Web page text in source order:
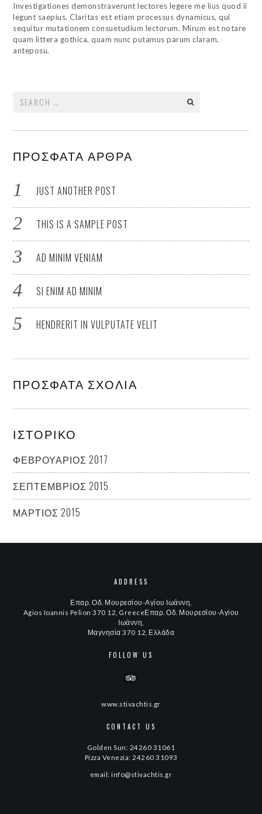
Investigationes demonstraverunt lectores legere me lius quod ii
legunt saepius. Claritas est etiam processus dynamicus, qui
sequitur mutationem consuetudium lectorum. Mirum est notare
quam littera gothica, quam nunc putamus parum claram,
anteposu.
for:
ΠΡΌΣΦΑΤΑ ΆΡΘΡΑ
JUST ANOTHER POST
THIS IS A SAMPLE POST
AD MINIM VENIAM
SI ENIM AD MINIM
HENDRERIT IN VULPUTATE VELIT
ΠΡΌΣΦΑΤΑ ΣΧΌΛΙΑ
ΙΣΤΟΡΙΚΌ
ΦΕΒΡΟΥΆΡΙΟΣ 2017
ΣΕΠΤΈΜΒΡΙΟΣ 2015
ΜΆΡΤΙΟΣ 2015
ADDRESS
Επαρ. Οδ. Μουρεσίου-Αγίου Ιωάννη,
Agios Ioannis Pelion 370 12, GreeceΕπαρ. Οδ. Μουρεσίου-Αγίου
Ιωάννη,
Μαγνησία 370 12, Ελλάδα
FOLLOW US
www.stivachtis.gr
CONTACT US
Golden Sun: 24260 31061
Pizza Venezia: 24260 31093
email: info@stivachtis.gr